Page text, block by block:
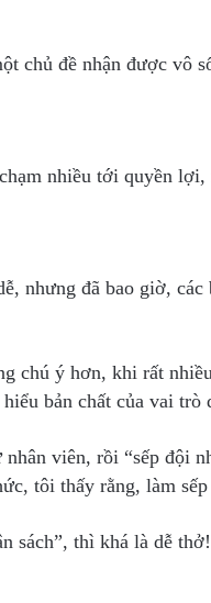
chủ đề nhận được vô
nhiều tới quyền
nhưng đã bao giờ,
chú ý hơn, khi rất
bản chất của vai trò
viên, rồi “sếp đội
tôi thấy rằng, làm
sách”, thì khá là dễ